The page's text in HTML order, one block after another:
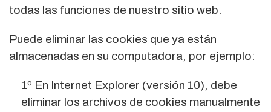
todas las funciones de nuestro sitio web.
Puede eliminar las cookies que ya están
almacenadas en su computadora, por ejemplo:
1º En Internet Explorer (versión 10), debe
eliminar los archivos de cookies manualmente